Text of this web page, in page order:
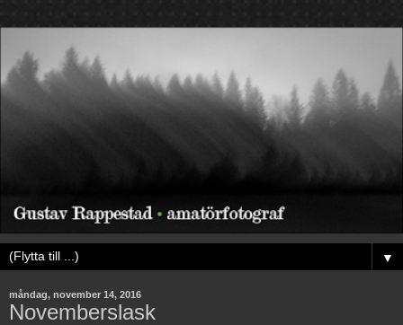
▼
måndag, november 14, 2016
Novemberslask